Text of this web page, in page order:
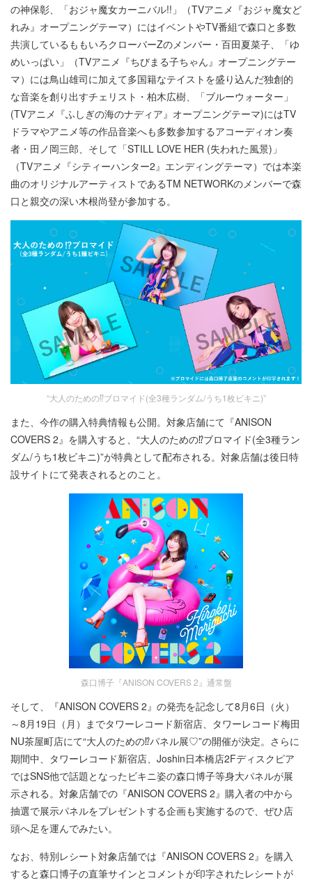
の神保彰、「おジャ魔女カーニバル!!」（TVアニメ『おジャ魔女ど
れみ』オープニングテーマ）にはイベントやTV番組で森口と多数
共演しているももいろクローバーZのメンバー・百田夏菜子、「ゆ
めいっぱい」（TVアニメ『ちびまる子ちゃん』オープニングテー
マ）には鳥山雄司に加えて多国籍なテイストを盛り込んだ独創的
な音楽を創り出すチェリスト・柏木広樹、「ブルーウォーター」
(TVアニメ『ふしぎの海のナディア』オープニングテーマ)にはTV
ドラマやアニメ等の作品音楽へも多数参加するアコーディオン奏
者・田ノ岡三郎、そして「STILL LOVE HER (失われた風景)」
（TVアニメ『シティーハンター2』エンディングテーマ）では本楽
曲のオリジナルアーティストであるTM NETWORKのメンバーで森
口と親交の深い木根尚登が参加する。
“大人のための⁉ブロマイド(全3種ランダム/うち1枚ビキニ)”
また、今作の購入特典情報も公開。対象店舗にて『ANISON
COVERS 2』を購入すると、“大人のための⁉ブロマイド(全3種ラン
ダム/うち1枚ビキニ)”が特典として配布される。対象店舗は後日特
設サイトにて発表されるとのこと。
森口博子『ANISON COVERS 2』通常盤
そして、『ANISON COVERS 2』の発売を記念して8月6日（火）
～8月19日（月）までタワーレコード新宿店、タワーレコード梅田
NU茶屋町店にて“大人のための⁉パネル展♡”の開催が決定。さらに
期間中、タワーレコード新宿店、Joshin日本橋店2Fディスクピア
ではSNS他で話題となったビキニ姿の森口博子等身大パネルが展
示される。対象店舗での『ANISON COVERS 2』購入者の中から
抽選で展示パネルをプレゼントする企画も実施するので、ぜひ店
頭へ足を運んでみたい。
なお、特別レシート対象店舗では『ANISON COVERS 2』を購入
すると森口博子の直筆サインとコメントが印字されたレシートが